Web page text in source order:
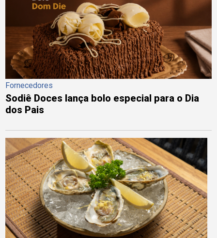
Fornecedores
Sodiê Doces lança bolo especial para o Dia
dos Pais